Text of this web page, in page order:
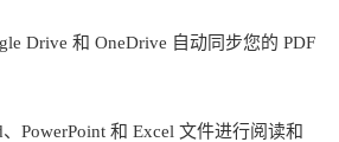
Drive 和 OneDrive 自动同步您的 PDF
PowerPoint 和 Excel 文件进行阅读和